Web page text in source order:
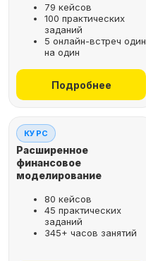
79 кейсов
100 практических
заданий
5 онлайн-встреч один
на один
Подробнее
КУРС
Расширенное
финансовое
моделирование
80 кейсов
45 практических
заданий
345+ часов занятий